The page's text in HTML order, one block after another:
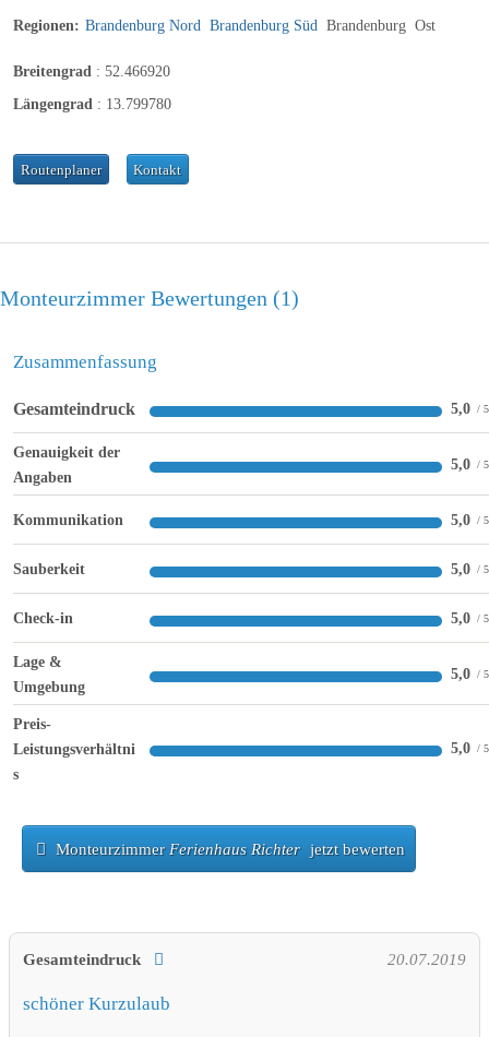
Regionen: Brandenburg Nord Brandenburg Süd Brandenburg Ost
Breitengrad : 52.466920
Längengrad : 13.799780
Routenplaner Kontakt
Monteurzimmer Bewertungen 1
Zusammenfassung
Gesamteindruck 5,0
Genauigkeit der
Angaben
5,0
Kommunikation 5,0
Sauberkeit 5,0
Check-in 5,0
Lage &
Umgebung
5,0
Preis-
Leistungsverhältni
s
5,0
MonteurzimmerFerienhaus Richter jetzt bewerten
Gesamteindruck 20.07.2019
schöner Kurzulaub